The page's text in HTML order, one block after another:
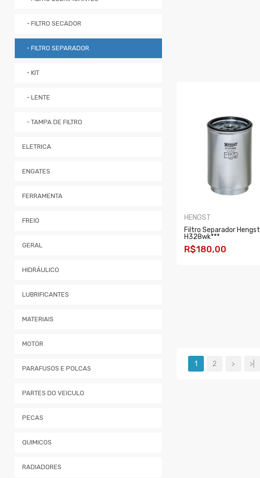
- FILTRO SECADOR
- FILTRO SEPARADOR
- KIT
- LENTE
- TAMPA DE FILTRO
ELETRICA
ENGATES
FERRAMENTA
FREIO
GERAL
HIDRÁULICO
LUBRIFICANTES
MATERIAIS
MOTOR
PARAFUSOS E POLCAS
PARTES DO VEICULO
PECAS
QUIMICOS
RADIADORES
HENGST
Filtro Separador Hengst
H328wk***
R$180,00
1 2 > >|